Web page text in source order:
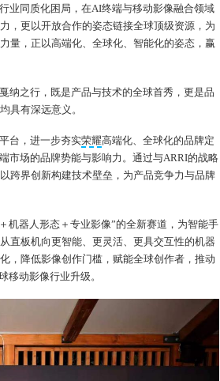
业同质化困局，在AI终端与移动影像融合领域
，更以开放合作的姿态链接全球顶级资源，为
量，正以高端化、全球化、智能化的姿态，赢
纳之行，既是产品与技术的全球首秀，更是品
具有深远意义。
台，进一步夯实荣耀高端化、全球化的品牌定
市场的品牌势能与影响力。通过与ARRI的战略
跨界创新构建技术壁垒，为产品竞争力与品牌
机器人形态＋专业影像”的全新赛道，为智能手
直板机向更智能、更灵活、更具交互性的机器
，降低影像创作门槛，赋能全球创作者，推动
移动影像行业升级。